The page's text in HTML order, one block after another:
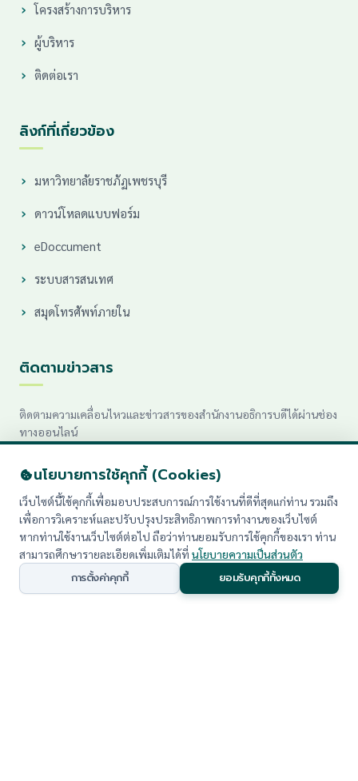
โครงสร้างการบริหาร
ผู้บริหาร
ติดต่อเรา
ลิงก์ที่เกี่ยวข้อง
มหาวิทยาลัยราชภัฏเพชรบุรี
ดาวน์โหลดแบบฟอร์ม
eDoccument
ระบบสารสนเทศ
สมุดโทรศัพท์ภายใน
ติดตามข่าวสาร
ติดตามความเคลื่อนไหวและข่าวสารของสำนักงานอธิการบดีได้ผ่านช่อง
ทางออนไลน์
© 2026 สำนักงานอธิการบดี มหาวิทยาลัยราชภัฏเพชรบุรี. All rights
reserved.
นโยบายความเป็นส่วนตัว (PDPA)
แผนผังเว็บไซต์ (Sitemap)
นโยบายการใช้คุกกี้ (Cookies)
เว็บไซต์นี้ใช้คุกกี้เพื่อมอบประสบการณ์การใช้งานที่ดีที่สุดแก่ท่าน รวมถึง
เพื่อการวิเคราะห์และปรับปรุงประสิทธิภาพการทำงานของเว็บไซต์
หากท่านใช้งานเว็บไซต์ต่อไป ถือว่าท่านยอมรับการใช้คุกกี้ของเรา ท่าน
สามารถศึกษารายละเอียดเพิ่มเติมได้ที่ นโยบายความเป็นส่วนตัว
การตั้งค่าคุกกี้ ยอมรับคุกกี้ทั้งหมด